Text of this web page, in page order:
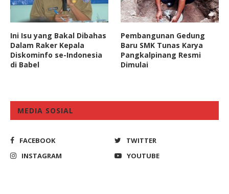
Ini Isu yang Bakal Dibahas
Dalam Raker Kepala
Diskominfo se-Indonesia
di Babel
Pembangunan Gedung
Baru SMK Tunas Karya
Pangkalpinang Resmi
Dimulai
MEDIA SOSIAL
FACEBOOK
TWITTER
INSTAGRAM
YOUTUBE